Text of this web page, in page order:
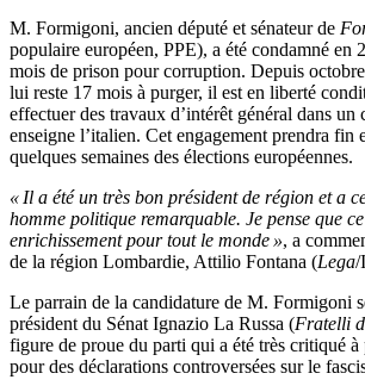
M. Formigoni, ancien député et sénateur de
populaire européen, PPE), a été condamné en
mois de prison pour corruption. Depuis
lui reste 17 mois à purger, il est en liberté
effectuer des travaux d’intérêt général dans un
enseigne l’italien. Cet engagement prendra fin
quelques semaines des élections européennes.
« Il a été un très bon président de région et a
homme politique remarquable. Je pense que
enrichissement pour tout le monde », a
de la région Lombardie, Attilio Fontana (Lega/
Le parrain de la candidature de M. Formigoni
président du Sénat Ignazio La Russa (Fratelli
figure de proue du parti qui a été très critiqué à
pour des déclarations controversées sur le